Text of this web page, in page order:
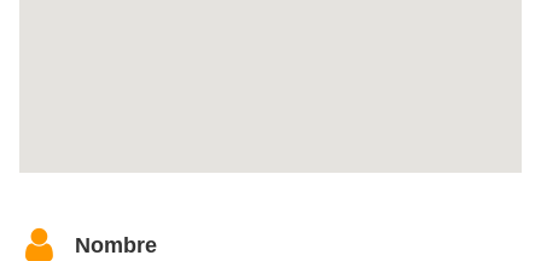
Nombre